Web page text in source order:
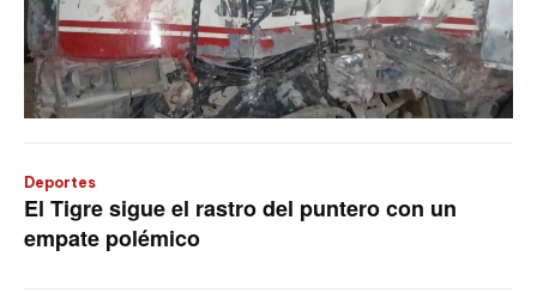
Deportes
El Tigre sigue el rastro del puntero con un
empate polémico